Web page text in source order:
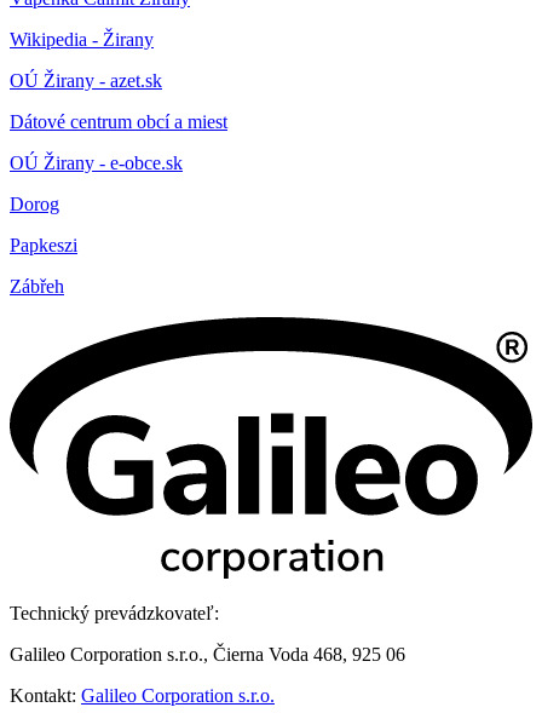
Wikipedia - Žirany
OÚ Žirany - azet.sk
Dátové centrum obcí a miest
OÚ Žirany - e-obce.sk
Dorog
Papkeszi
Zábřeh
Technický prevádzkovateľ:
Galileo Corporation s.r.o., Čierna Voda 468, 925 06
Kontakt: Galileo Corporation s.r.o.